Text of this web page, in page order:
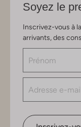
Soyez le
Inscrivez-vous à
arrivants, des